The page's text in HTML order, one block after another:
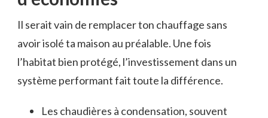
Il serait vain de remplacer ton chauffage sans
avoir isolé ta maison au préalable. Une fois
l’habitat bien protégé, l’investissement dans un
système performant fait toute la différence.
Les chaudières à condensation, souvent